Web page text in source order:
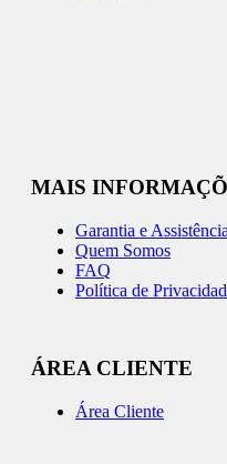
MAIS
Garantia e
Quem Somos
FAQ
Política de
ÁREA CLIENTE
Área Cliente